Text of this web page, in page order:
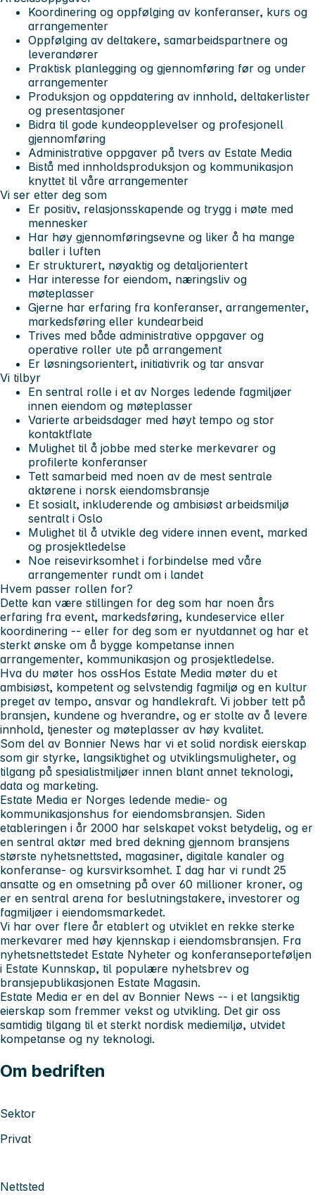
Koordinering og oppfølging av konferanser, kurs og
arrangementer
Oppfølging av deltakere, samarbeidspartnere og
leverandører
Praktisk planlegging og gjennomføring før og under
arrangementer
Produksjon og oppdatering av innhold, deltakerlister
og presentasjoner
Bidra til gode kundeopplevelser og profesjonell
gjennomføring
Administrative oppgaver på tvers av Estate Media
Bistå med innholdsproduksjon og kommunikasjon
knyttet til våre arrangementer
Vi ser etter deg som
Er positiv, relasjonsskapende og trygg i møte med
mennesker
Har høy gjennomføringsevne og liker å ha mange
baller i luften
Er strukturert, nøyaktig og detaljorientert
Har interesse for eiendom, næringsliv og
møteplasser
Gjerne har erfaring fra konferanser, arrangementer,
markedsføring eller kundearbeid
Trives med både administrative oppgaver og
operative roller ute på arrangement
Er løsningsorientert, initiativrik og tar ansvar
Vi tilbyr
En sentral rolle i et av Norges ledende fagmiljøer
innen eiendom og møteplasser
Varierte arbeidsdager med høyt tempo og stor
kontaktflate
Mulighet til å jobbe med sterke merkevarer og
profilerte konferanser
Tett samarbeid med noen av de mest sentrale
aktørene i norsk eiendomsbransje
Et sosialt, inkluderende og ambisiøst arbeidsmiljø
sentralt i Oslo
Mulighet til å utvikle deg videre innen event, marked
og prosjektledelse
Noe reisevirksomhet i forbindelse med våre
arrangementer rundt om i landet
Hvem passer rollen for?
Dette kan være stillingen for deg som har noen års
erfaring fra event, markedsføring, kundeservice eller
koordinering -- eller for deg som er nyutdannet og har et
sterkt ønske om å bygge kompetanse innen
arrangementer, kommunikasjon og prosjektledelse.
Hva du møter hos ossHos Estate Media møter du et
ambisiøst, kompetent og selvstendig fagmiljø og en kultur
preget av tempo, ansvar og handlekraft. Vi jobber tett på
bransjen, kundene og hverandre, og er stolte av å levere
innhold, tjenester og møteplasser av høy kvalitet.
Som del av Bonnier News har vi et solid nordisk eierskap
som gir styrke, langsiktighet og utviklingsmuligheter, og
tilgang på spesialistmiljøer innen blant annet teknologi,
data og marketing.
Estate Media er Norges ledende medie- og
kommunikasjonshus for eiendomsbransjen. Siden
etableringen i år 2000 har selskapet vokst betydelig, og er
en sentral aktør med bred dekning gjennom bransjens
største nyhetsnettsted, magasiner, digitale kanaler og
konferanse- og kursvirksomhet. I dag har vi rundt 25
ansatte og en omsetning på over 60 millioner kroner, og
er en sentral arena for beslutningstakere, investorer og
fagmiljøer i eiendomsmarkedet.
Vi har over flere år etablert og utviklet en rekke sterke
merkevarer med høy kjennskap i eiendomsbransjen. Fra
nyhetsnettstedet Estate Nyheter og konferanseporteføljen
i Estate Kunnskap, til populære nyhetsbrev og
bransjepublikasjonen Estate Magasin.
Estate Media er en del av Bonnier News -- i et langsiktig
eierskap som fremmer vekst og utvikling. Det gir oss
samtidig tilgang til et sterkt nordisk mediemiljø, utvidet
kompetanse og ny teknologi.
Om bedriften
Sektor
Privat
Nettsted